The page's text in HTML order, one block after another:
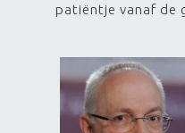
patiëntje vanaf de